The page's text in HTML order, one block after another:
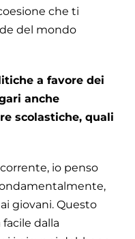
che ti
del mondo
a favore dei
anche
scolastiche, quali
io penso
giovani. Questo
dalla